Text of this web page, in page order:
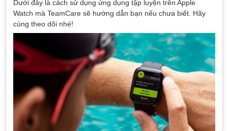
Dưới đây là cách sử dụng ứng dụng tập luyện trên Apple
Watch mà TeamCare sẽ hướng dẫn bạn nếu chưa biết. Hãy
cùng theo dõi nhé!